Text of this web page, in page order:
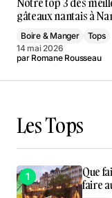
gâteaux nantais à
Boire & Manger
Tops
14 mai 2026
par Romane Rousseau
Les Tops
Que
faire